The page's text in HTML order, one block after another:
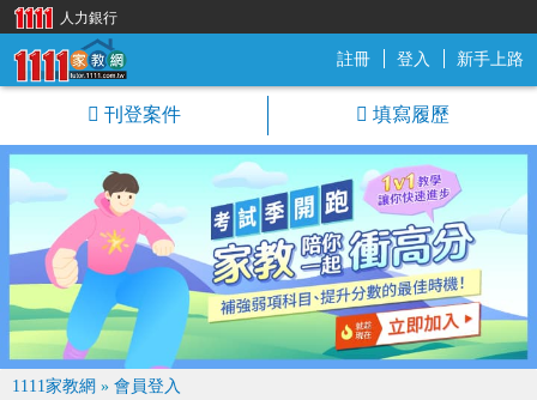
註冊 登入 新手上路
刊登案件 填寫履歷
1111家教網 » 會員登入
人力銀行